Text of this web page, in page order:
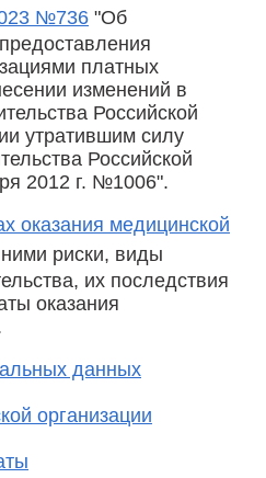
№736 "Об
платных
изменений в
Российской
утратившим силу
Российской
2012 г. №1006".
оказания медицинской
риски, виды
их последствия
оказания
данных
организации